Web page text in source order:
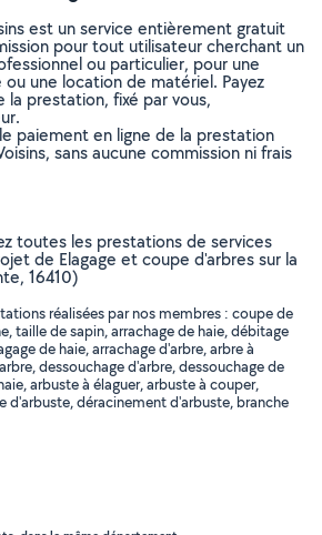
est un service entièrement gratuit
pour tout utilisateur cherchant un
ou particulier, pour une
une location de matériel. Payez
la prestation, fixé par vous,
paiement en ligne de la prestation
sans aucune commission ni frais
toutes les prestations de services
de Elagage et coupe d'arbres sur la
16410)
réalisées par nos membres : coupe de
taille de sapin, arrachage de haie, débitage
de haie, arrachage d'arbre, arbre à
dessouchage d'arbre, dessouchage de
arbuste à élaguer, arbuste à couper,
d'arbuste, déracinement d'arbuste, branche